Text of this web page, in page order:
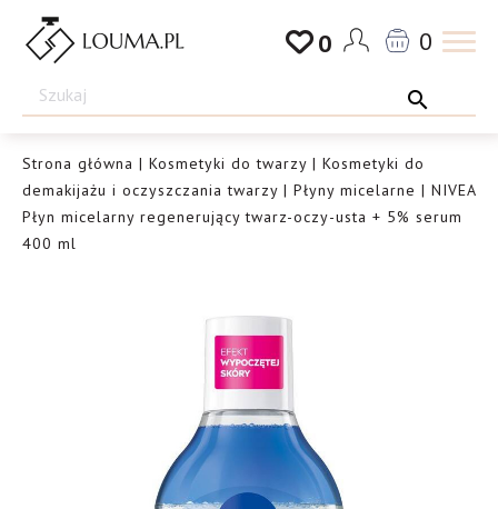
Przejdź
Drogeria
Louma.pl
0 0
Strona główna | Kosmetyki do twarzy | Kosmetyki do
demakijażu i oczyszczania twarzy | Płyny micelarne | NIVEA
Płyn micelarny regenerujący twarz-oczy-usta + 5% serum
400 ml